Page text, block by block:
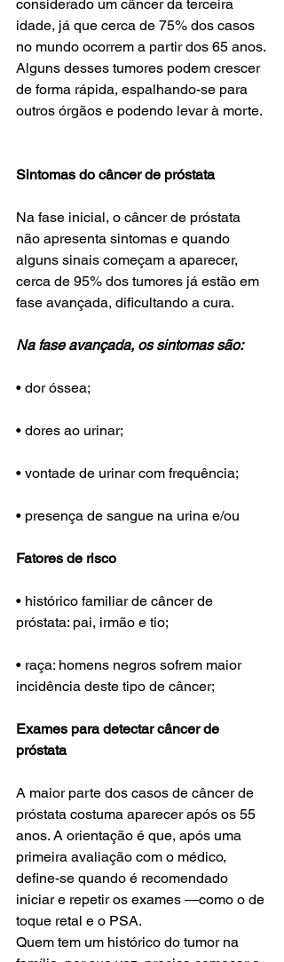
considerado um câncer da terceira
idade, já que cerca de 75% dos casos
no mundo ocorrem a partir dos 65 anos.
Alguns desses tumores podem crescer
de forma rápida, espalhando-se para
outros órgãos e podendo levar à morte.
Sintomas do câncer de próstata
Na fase inicial, o câncer de próstata
não apresenta sintomas e quando
alguns sinais começam a aparecer,
cerca de 95% dos tumores já estão em
fase avançada, dificultando a cura.
Na fase avançada, os sintomas são:
• dor óssea;
• dores ao urinar;
• vontade de urinar com frequência;
• presença de sangue na urina e/ou
Fatores de risco
• histórico familiar de câncer de
próstata: pai, irmão e tio;
• raça: homens negros sofrem maior
incidência deste tipo de câncer;
Exames para detectar câncer de
próstata
A maior parte dos casos de câncer de
próstata costuma aparecer após os 55
anos. A orientação é que, após uma
primeira avaliação com o médico,
define-se quando é recomendado
iniciar e repetir os exames —como o de
toque retal e o PSA.
Quem tem um histórico do tumor na